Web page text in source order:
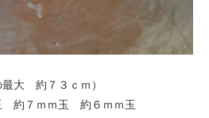
大 約７３ｃｍ）
約７ｍｍ玉 約６ｍｍ玉